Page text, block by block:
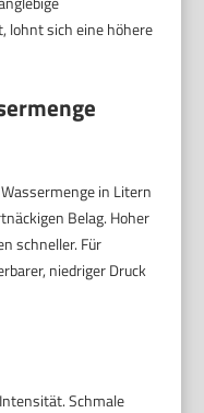
lohnt sich eine höhere
in Litern
Belag. Hoher
schneller. Für
niedriger Druck
Schmale